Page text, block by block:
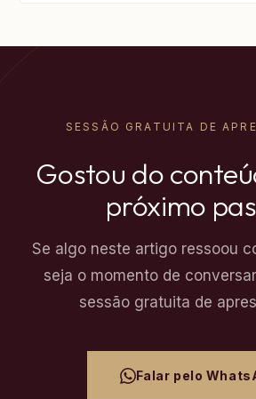
SESSÃO GRATUITA DE
Gostou do
próximo
Se algo neste artigo ressoou
seja o momento de
sessão gratuita de
Falar pelo